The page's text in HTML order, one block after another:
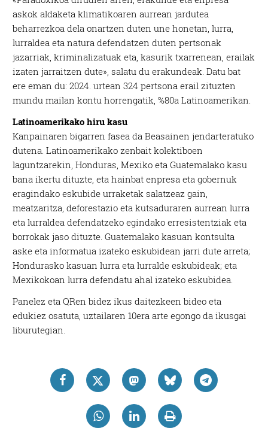
askok aldaketa klimatikoaren aurrean jardutea
beharrezkoa dela onartzen duten une honetan, lurra,
lurraldea eta natura defendatzen duten pertsonak
jazarriak, kriminalizatuak eta, kasurik txarrenean, erailak
izaten jarraitzen dute», salatu du erakundeak. Datu bat
ere eman du: 2024. urtean 324 pertsona erail zituzten
mundu mailan kontu horrengatik, %80a Latinoamerikan.
Latinoamerikako hiru kasu
Kanpainaren bigarren fasea da Beasainen jendarteratuko
dutena. Latinoamerikako zenbait kolektiboen
laguntzarekin, Honduras, Mexiko eta Guatemalako kasu
bana ikertu dituzte, eta hainbat enpresa eta gobernuk
eragindako eskubide urraketak salatzeaz gain,
meatzaritza, deforestazio eta kutsaduraren aurrean lurra
eta lurraldea defendatzeko egindako erresistentziak eta
borrokak jaso dituzte. Guatemalako kasuan kontsulta
aske eta informatua izateko eskubidean jarri dute arreta;
Hondurasko kasuan lurra eta lurralde eskubideak; eta
Mexikokoan lurra defendatu ahal izateko eskubidea.
Panelez eta QRen bidez ikus daitezkeen bideo eta
edukiez osatuta, uztailaren 10era arte egongo da ikusgai
liburutegian.